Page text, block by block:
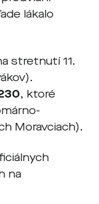
lákalo
stretnutí 11.
, ktoré
Moravciach).
na